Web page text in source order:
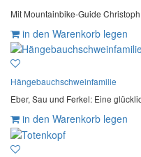
Mit Mountainbike-Guide
in den Warenkorb legen
Hängebauchschweinfamilie
Eber, Sau und Ferkel: Eine
in den Warenkorb legen